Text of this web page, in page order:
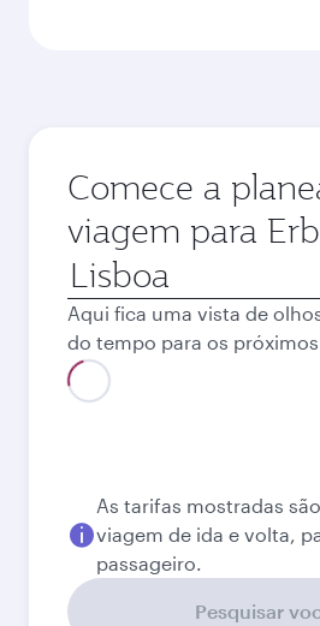
Comece a
viagem para
Cidade
de
origem
Aqui fica uma vista de
do tempo para os próximos
Melhor tarifa
Setembro